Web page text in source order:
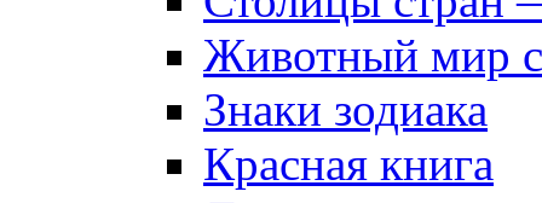
Животный мир
Знаки зодиака
Красная книга